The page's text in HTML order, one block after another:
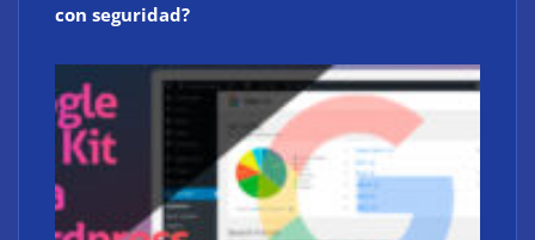
con seguridad?